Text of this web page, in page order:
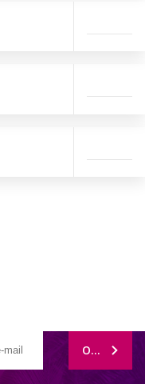
ODEBÍRAT